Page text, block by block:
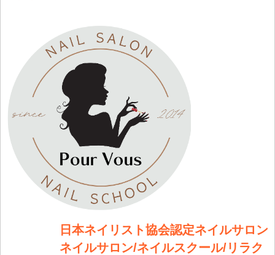
日本ネイリスト協会認定ネイルサロン
ネイルサロン/ネイルスクール/リラク